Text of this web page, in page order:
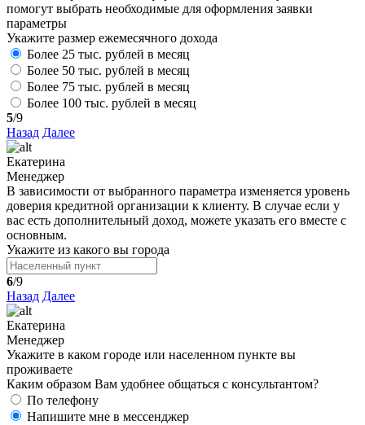
помогут выбрать необходимые для оформления заявки
параметры
Укажите размер ежемесячного дохода
Более 25 тыс. рублей в месяц
Более 50 тыс. рублей в месяц
Более 75 тыс. рублей в месяц
Более 100 тыс. рублей в месяц
5/9
Назад Далее
Екатерина
Менеджер
В зависимости от выбранного параметра изменяется уровень
доверия кредитной организации к клиенту. В случае если у
вас есть дополнительный доход, можете указать его вместе с
основным.
Укажите из какого вы города
6/9
Назад Далее
Екатерина
Менеджер
Укажите в каком городе или населенном пункте вы
проживаете
Каким образом Вам удобнее общаться с консультантом?
По телефону
Напишите мне в мессенджер